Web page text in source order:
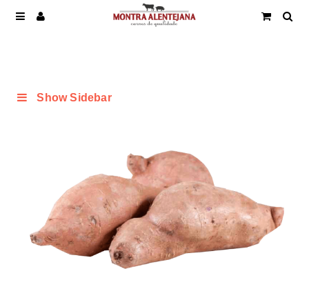
Show Sidebar